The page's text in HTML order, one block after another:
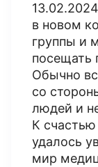
в новом
группы и
посещать
Обычно
со
людей и
К
удалось
мир